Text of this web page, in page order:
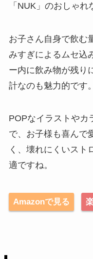
「NUK」のおしゃれ
お子さん自身で飲む
みすぎによるムセ込
ー内に飲み物が残り
計なのも魅力的です。
POPなイラストやカ
で、お子様も喜んで
く、壊れにくいスト
適ですね。
Amazonで見る